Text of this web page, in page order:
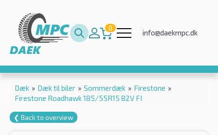
0
info@daekmpc.dk
Dæk » Dæk til biler » Sommerdæk » Firestone »
Firestone Roadhawk 185/55R15 82V FI
❮ Back to overview